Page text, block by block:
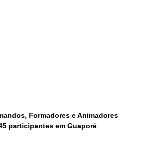
Formadores e Animadores
participantes em Guaporé